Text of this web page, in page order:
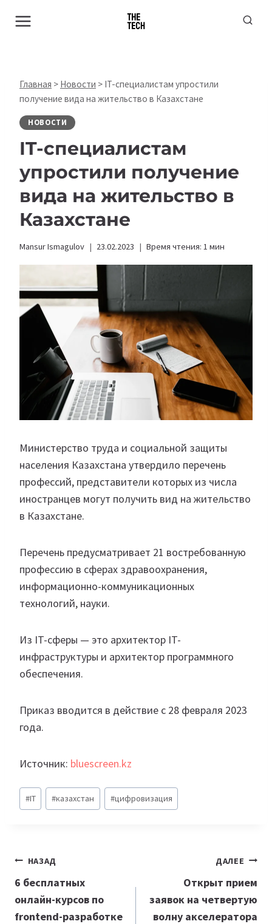
Главная > Новости > IT-специалистам упростили
получение вида на жительство в Казахстане
НОВОСТИ
IT-специалистам
упростили получение
вида на жительство в
Казахстане
Mansur Ismagulov 23.02.2023 Время чтения: 1 мин
Министерство труда и социальной защиты
населения Казахстана утвердило перечень
профессий, представители которых из числа
иностранцев могут получить вид на жительство
в Казахстане.
Перечень предусматривает 21 востребованную
профессию в сферах здравоохранения,
информационно-коммуникационных
технологий, науки.
Из IT-сферы — это архитектор IT-
инфраструктуры и архитектор программного
обеспечения.
Приказ вводится в действие с 28 февраля 2023
года.
Источник: bluescreen.kz
Метки
записи:
#IT #казахстан #цифровизация
Навигация
по
записям
НАЗАД
6 бесплатных
онлайн-курсов по
frontend-разработке
ДАЛЕЕ
Открыт прием
заявок на четвертую
волну акселератора